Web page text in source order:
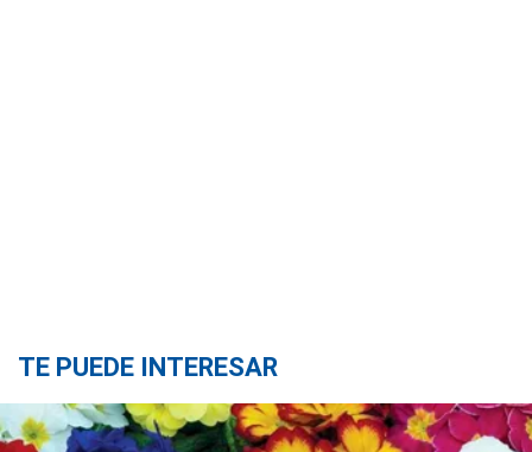
TE PUEDE INTERESAR